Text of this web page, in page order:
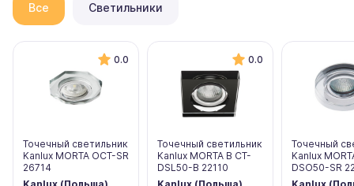
Все Светильники
0.0
Точечный светильник
Kanlux MORTA OCT-SR
26714
0.0
Точечный светильник
Kanlux MORTA B CT-
DSL50-B 22110
Точечный
Kanlux
DSO50-SR